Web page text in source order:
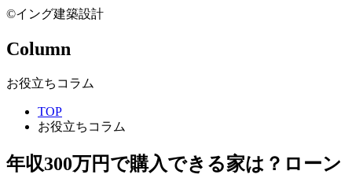
©イング建築設計
Column
お役立ちコラム
TOP
お役立ちコラム
年収300万円で購入できる家は？ローン